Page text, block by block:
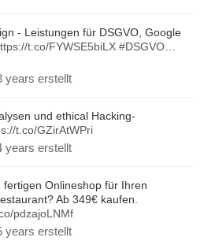
- Leistungen für DSGVO, Google
t.co/FYWSE5biLX #DSGVO…
years erstellt
und ethical Hacking-
t.co/GZirAtWPri
years erstellt
Onlineshop für Ihren
Ab 349€ kaufen.
pdzajoLNMf
years erstellt